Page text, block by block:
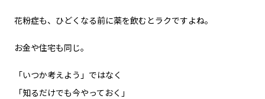
花粉症も、ひどくなる前に薬を飲むとラクですよね。
お金や住宅も同じ。
「いつか考えよう」ではなく
「知るだけでも今やっておく」